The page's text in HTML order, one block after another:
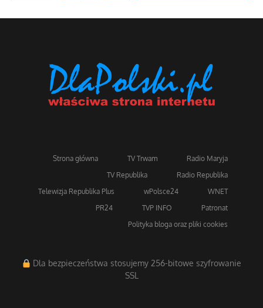
Strona główna TV Trwam
Radio Maryja
TV Republika
Radio Republika
Telewizja Republika Plus
wPolsce24
WNET
PR24
TVP INFO
Patronat
Polityka bloga oraz pliki cookies
Dla bezpieczeństwa stosujemy 256-bitowe szyfrowanie
SSL